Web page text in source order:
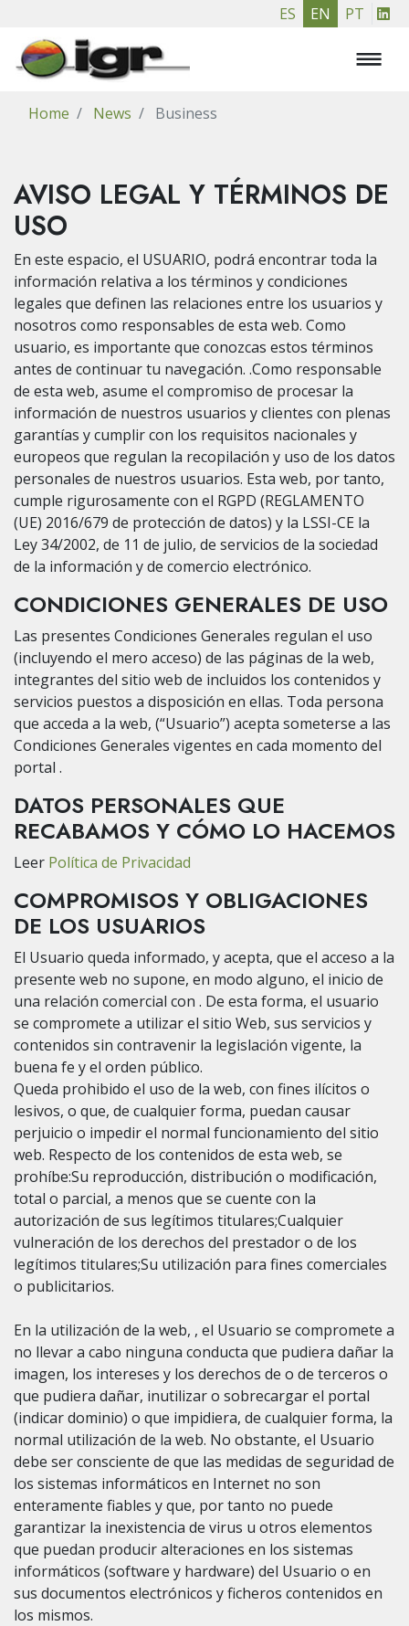
main
content
ES EN PT
Home News Business
AVISO LEGAL Y TÉRMINOS DE
USO
En este espacio, el USUARIO, podrá encontrar toda la
información relativa a los términos y condiciones
legales que definen las relaciones entre los usuarios y
nosotros como responsables de esta web. Como
usuario, es importante que conozcas estos términos
antes de continuar tu navegación. .Como responsable
de esta web, asume el compromiso de procesar la
información de nuestros usuarios y clientes con plenas
garantías y cumplir con los requisitos nacionales y
europeos que regulan la recopilación y uso de los datos
personales de nuestros usuarios. Esta web, por tanto,
cumple rigurosamente con el RGPD (REGLAMENTO
(UE) 2016/679 de protección de datos) y la LSSI-CE la
Ley 34/2002, de 11 de julio, de servicios de la sociedad
de la información y de comercio electrónico.
CONDICIONES GENERALES DE USO
Las presentes Condiciones Generales regulan el uso
(incluyendo el mero acceso) de las páginas de la web,
integrantes del sitio web de incluidos los contenidos y
servicios puestos a disposición en ellas. Toda persona
que acceda a la web, (“Usuario”) acepta someterse a las
Condiciones Generales vigentes en cada momento del
portal .
DATOS PERSONALES QUE
RECABAMOS Y CÓMO LO HACEMOS
Leer Política de Privacidad
COMPROMISOS Y OBLIGACIONES
DE LOS USUARIOS
El Usuario queda informado, y acepta, que el acceso a la
presente web no supone, en modo alguno, el inicio de
una relación comercial con . De esta forma, el usuario
se compromete a utilizar el sitio Web, sus servicios y
contenidos sin contravenir la legislación vigente, la
buena fe y el orden público.
Queda prohibido el uso de la web, con fines ilícitos o
lesivos, o que, de cualquier forma, puedan causar
perjuicio o impedir el normal funcionamiento del sitio
web. Respecto de los contenidos de esta web, se
prohíbe:Su reproducción, distribución o modificación,
total o parcial, a menos que se cuente con la
autorización de sus legítimos titulares;Cualquier
vulneración de los derechos del prestador o de los
legítimos titulares;Su utilización para fines comerciales
o publicitarios.
En la utilización de la web, , el Usuario se compromete a
no llevar a cabo ninguna conducta que pudiera dañar la
imagen, los intereses y los derechos de o de terceros o
que pudiera dañar, inutilizar o sobrecargar el portal
(indicar dominio) o que impidiera, de cualquier forma, la
normal utilización de la web. No obstante, el Usuario
debe ser consciente de que las medidas de seguridad de
los sistemas informáticos en Internet no son
enteramente fiables y que, por tanto no puede
garantizar la inexistencia de virus u otros elementos
que puedan producir alteraciones en los sistemas
informáticos (software y hardware) del Usuario o en
sus documentos electrónicos y ficheros contenidos en
los mismos.